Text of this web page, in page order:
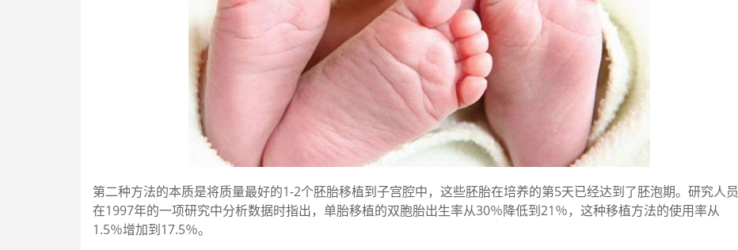
第二种方法的本质是将质量最好的1-2个胚胎移植到子宫腔中，这些胚胎在培养的第5天已经达到了胚泡期。研究人员
在1997年的一项研究中分析数据时指出，单胎移植的双胞胎出生率从30％降低到21％，这种移植方法的使用率从
1.5％增加到17.5％。